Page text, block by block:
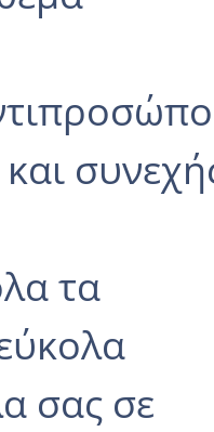
τα
σας σε